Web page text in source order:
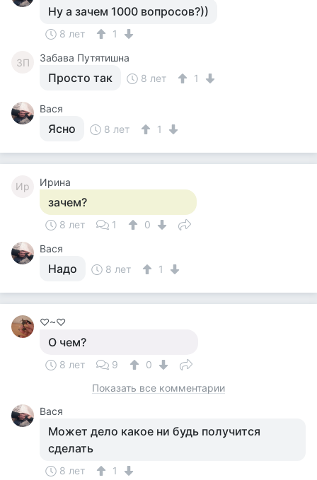
Ну а зачем 1000 вопросов?))
8 лет 1
ЗП Забава Путятишна
Просто так 8 лет 1
Вася
Ясно 8 лет 1
Ир Ирина
зачем?
8 лет 1
0
Вася
Надо 8 лет 1
♡~♡
О чем?
8 лет 9
0
Показать все комментарии
Вася
Может дело какое ни будь получится
сделать
8 лет
1